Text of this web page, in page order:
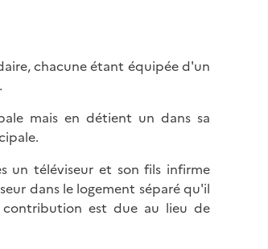
chacune étant équipée d'un
mais en détient un dans sa
un téléviseur et son fils infirme
dans le logement séparé qu'il
est due au lieu de